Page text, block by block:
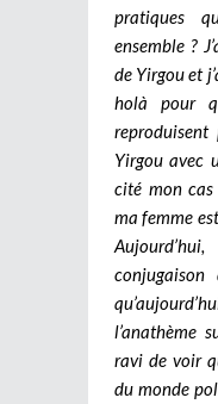
pratiques
ensemble ?
de Yirgou et
holà pour
Yirgou avec
cité mon cas
ma femme
l’anathème
ravi de voir
du monde